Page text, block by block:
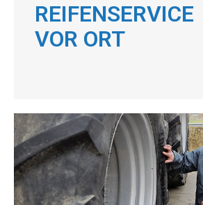
REIFENSERVICE
VOR ORT